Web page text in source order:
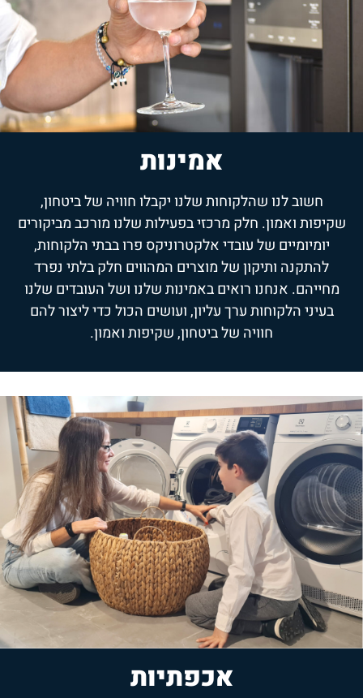
אמינות
חשוב לנו שהלקוחות שלנו יקבלו חוויה של ביטחון,
שקיפות ואמון. חלק מרכזי בפעילות שלנו מורכב מביקורים
יומיומיים של עובדי אלקטרוניקס פרו בבתי הלקוחות,
להתקנה ותיקון של מוצרים המהווים חלק בלתי נפרד
מחייהם. אנחנו רואים באמינות שלנו ושל העובדים שלנו
בעיני הלקוחות ערך עליון, ועושים הכול כדי ליצור להם
חוויה של ביטחון, שקיפות ואמון.
אכפתיות